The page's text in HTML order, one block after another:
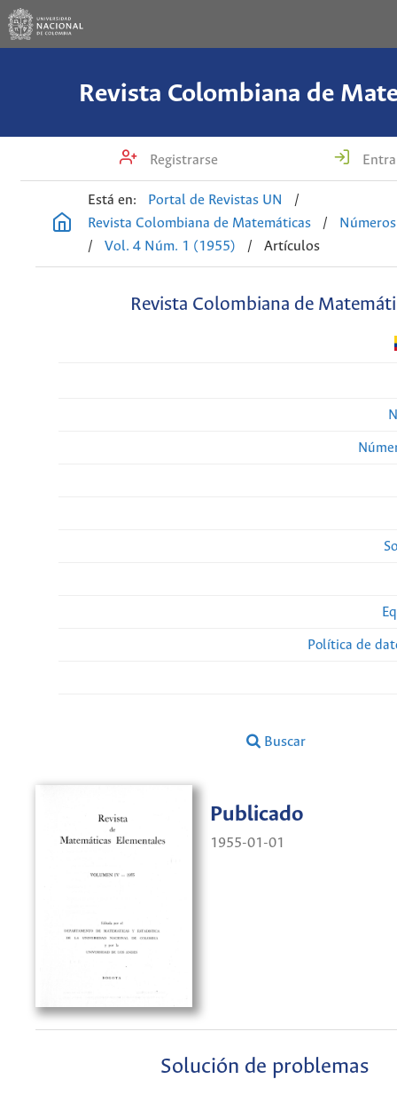
Revista Colombiana de
Registrarse
Está en: Portal de Revistas UN
/
Revista Colombiana de Matemáticas
/
/
Vol. 4 Núm. 1 (1955) / Artículos
Revista Colombiana de
Política de
Buscar
Publicado
1955-01-01
Solución de problemas